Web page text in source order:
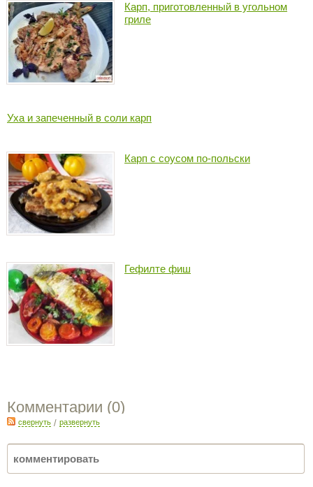
Карп, приготовленный в угольном
гриле
Уха и запеченный в соли карп
Карп с соусом по-польски
Гефилте фиш
Комментарии (0)
свернуть / развернуть